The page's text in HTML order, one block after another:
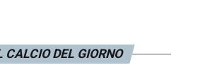
CALCIO DEL GIORNO